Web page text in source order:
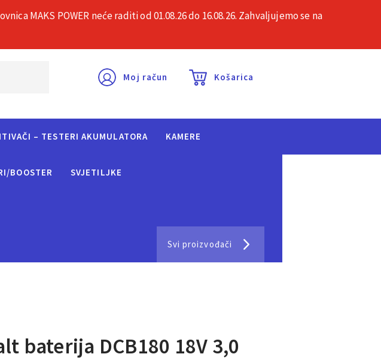
O nama Česta pitanja Kontakt
Moj račun Košarica
– TESTERI AKUMULATORA KAMERE
BOOSTER SVJETILJKE
Svi proizvođači
baterija DCB180 18V 3,0
MAKS POWER neće raditi od 01.08.26 do 16.08.26. Zahvaljujemo se na